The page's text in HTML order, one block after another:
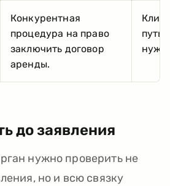
Конкурентная
процедура на право
заключить договор
аренды.
путь,
до заявления
нужно проверить не
но и всю связку